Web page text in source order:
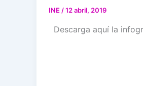
INE/12 abril, 2019
Descarga aquí la